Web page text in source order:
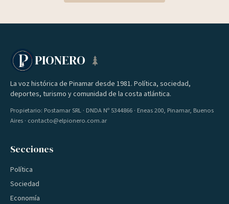
PIONERO
La voz histórica de Pinamar desde 1981. Política, sociedad,
deportes, turismo y comunidad de la costa atlántica.
Propietario: Postamar SRL · DNDA Nº 5344866 · Eneas 200, Pinamar, Buenos
Aires · contacto@elpionero.com.ar
Secciones
Política
Sociedad
Economía